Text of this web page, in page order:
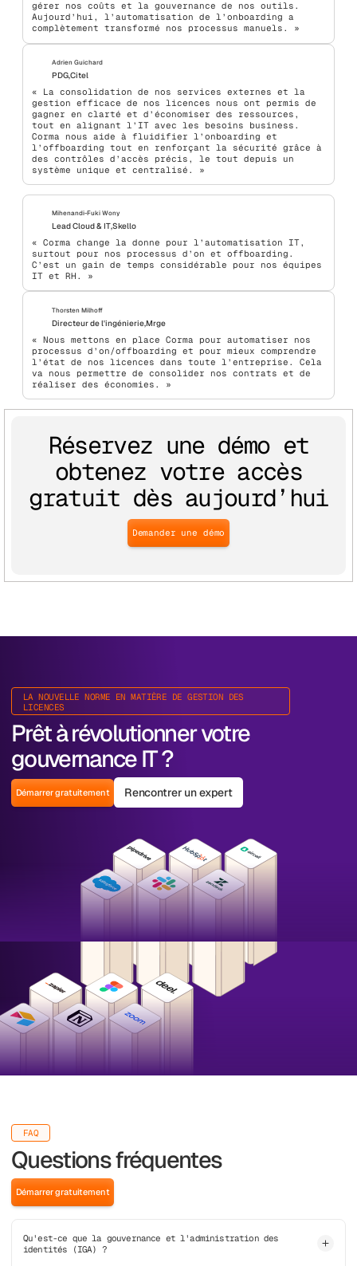
gérer nos coûts et la gouvernance de nos outils.
Aujourd’hui, l’automatisation de l’onboarding a
complètement transformé nos processus manuels. »
Adrien Guichard
PDG,Citel
« La consolidation de nos services externes et la
gestion efficace de nos licences nous ont permis de
gagner en clarté et d’économiser des ressources,
tout en alignant l’IT avec les besoins business.
Corma nous aide à fluidifier l’onboarding et
l’offboarding tout en renforçant la sécurité grâce à
des contrôles d’accès précis, le tout depuis un
système unique et centralisé. »
Mihenandi-Fuki Wony
Lead Cloud & IT,Skello
« Corma change la donne pour l’automatisation IT,
surtout pour nos processus d’on et offboarding.
C’est un gain de temps considérable pour nos équipes
IT et RH. »
Thorsten Milhoff
Directeur de l'ingénierie,Mrge
« Nous mettons en place Corma pour automatiser nos
processus d’on/offboarding et pour mieux comprendre
l’état de nos licences dans toute l’entreprise. Cela
va nous permettre de consolider nos contrats et de
réaliser des économies. »
Réservez une démo et
obtenez votre accès
gratuit dès aujourd’hui
Demander une démo
LA NOUVELLE NORME EN MATIÈRE DE GESTION DES
LICENCES
Prêt à révolutionner votre
gouvernance IT ?
Démarrer gratuitement Rencontrer un expert
FAQ
Questions fréquentes
Démarrer gratuitement
Qu'est-ce que la gouvernance et l'administration des
identités (IGA) ?